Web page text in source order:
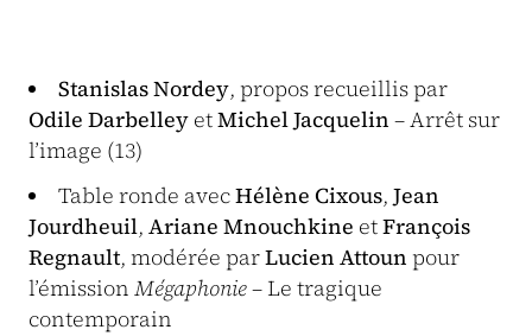
Stanislas Nordey, propos recueillis par
Odile Darbelley etMichel Jacquelin – Arrêt sur
l’image (13)
Table ronde avecHélène Cixous, Jean
Jourdheuil, Ariane Mnouchkine etFrançois
Regnault, modérée parLucien Attoun pour
l’émission Mégaphonie– Le tragique
contemporain